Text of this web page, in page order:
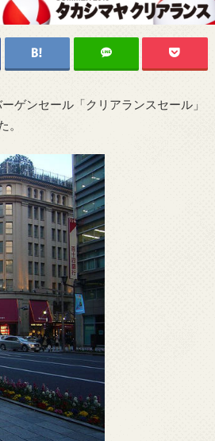
ゲンセール「クリアランスセール」
。